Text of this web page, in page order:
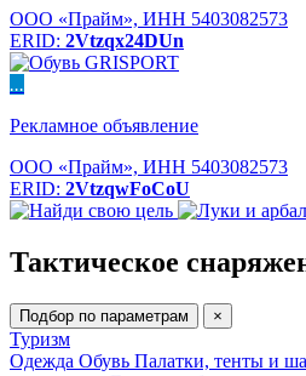
ООО «Прайм», ИНН 5403082573
ERID: 2Vtzqx24DUn
...
Рекламное объявление
ООО «Прайм», ИНН 5403082573
ERID: 2VtzqwFoCoU
Тактическое
Подбор по параметрам ×
Туризм
Одежда Обувь Палатки, тенты и